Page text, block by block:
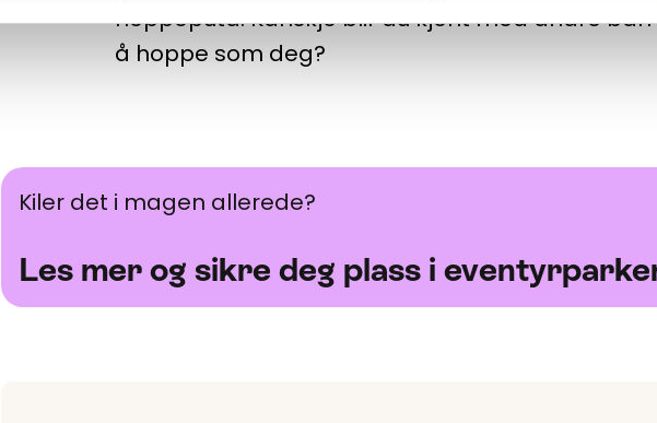
hoppeputa. Kanskje blir du kjent med andre
å hoppe som deg?
Les mer og sikre deg plass i eventyrparken her
Les mer og sikre deg plass i
Kiler det i magen allerede?